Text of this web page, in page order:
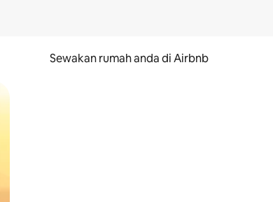
Sewakan rumah anda di Airbnb